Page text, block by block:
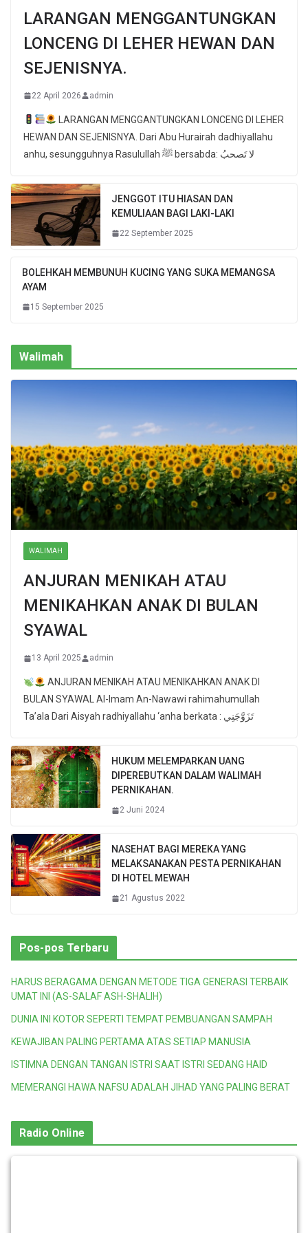
LARANGAN MENGGANTUNGKAN
LONCENG DI LEHER HEWAN DAN
SEJENISNYA.
22 April 2026 admin
LARANGAN MENGGANTUNGKAN LONCENG DI LEHER
HEWAN DAN SEJENISNYA. Dari Abu Hurairah dadhiyallahu
anhu, sesungguhnya Rasulullah ﷺ bersabda: لا تَصحبُ
JENGGOT ITU HIASAN DAN
KEMULIAAN BAGI LAKI-LAKI
22 September 2025
BOLEHKAH MEMBUNUH KUCING YANG SUKA MEMANGSA
AYAM
15 September 2025
Walimah
WALIMAH
ANJURAN MENIKAH ATAU
MENIKAHKAN ANAK DI BULAN
SYAWAL
13 April 2025 admin
ANJURAN MENIKAH ATAU MENIKAHKAN ANAK DI
BULAN SYAWAL Al-Imam An-Nawawi rahimahumullah
Ta’ala Dari Aisyah radhiyallahu ‘anha berkata : تَزَوَّجَنِي
HUKUM MELEMPARKAN UANG
DIPEREBUTKAN DALAM WALIMAH
PERNIKAHAN.
2 Juni 2024
NASEHAT BAGI MEREKA YANG
MELAKSANAKAN PESTA PERNIKAHAN
DI HOTEL MEWAH
21 Agustus 2022
Pos-pos Terbaru
HARUS BERAGAMA DENGAN METODE TIGA GENERASI TERBAIK
UMAT INI (AS-SALAF ASH-SHALIH)
DUNIA INI KOTOR SEPERTI TEMPAT PEMBUANGAN SAMPAH
KEWAJIBAN PALING PERTAMA ATAS SETIAP MANUSIA
ISTIMNA DENGAN TANGAN ISTRI SAAT ISTRI SEDANG HAID
MEMERANGI HAWA NAFSU ADALAH JIHAD YANG PALING BERAT
Radio Online